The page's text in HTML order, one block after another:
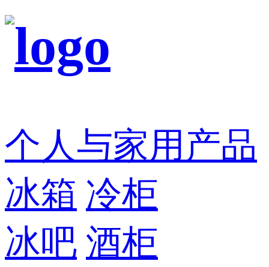
个人与家用产品
冰箱 冷柜
冰吧 酒柜